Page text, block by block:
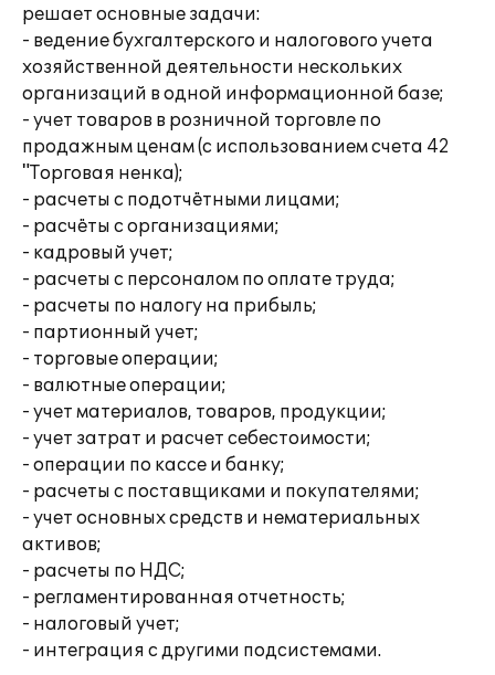
решает основные задачи:
- ведение бухгалтерского и налогового учета
хозяйственной деятельности нескольких
организаций в одной информационной базе;
- учет товаров в розничной торговле по
продажным ценам (с использованием счета 42
"Торговая ненка);
- расчеты с подотчётными лицами;
- расчёты с организациями;
- кадровый учет;
- расчеты с персоналом по оплате труда;
- расчеты по налогу на прибыль;
- партионный учет;
- торговые операции;
- валютные операции;
- учет материалов, товаров, продукции;
- учет затрат и расчет себестоимости;
- операции по кассе и банку;
- расчеты с поставщиками и покупателями;
- учет основных средств и нематериальных
активов;
- расчеты по НДС;
- регламентированная отчетность;
- налоговый учет;
- интеграция с другими подсистемами.